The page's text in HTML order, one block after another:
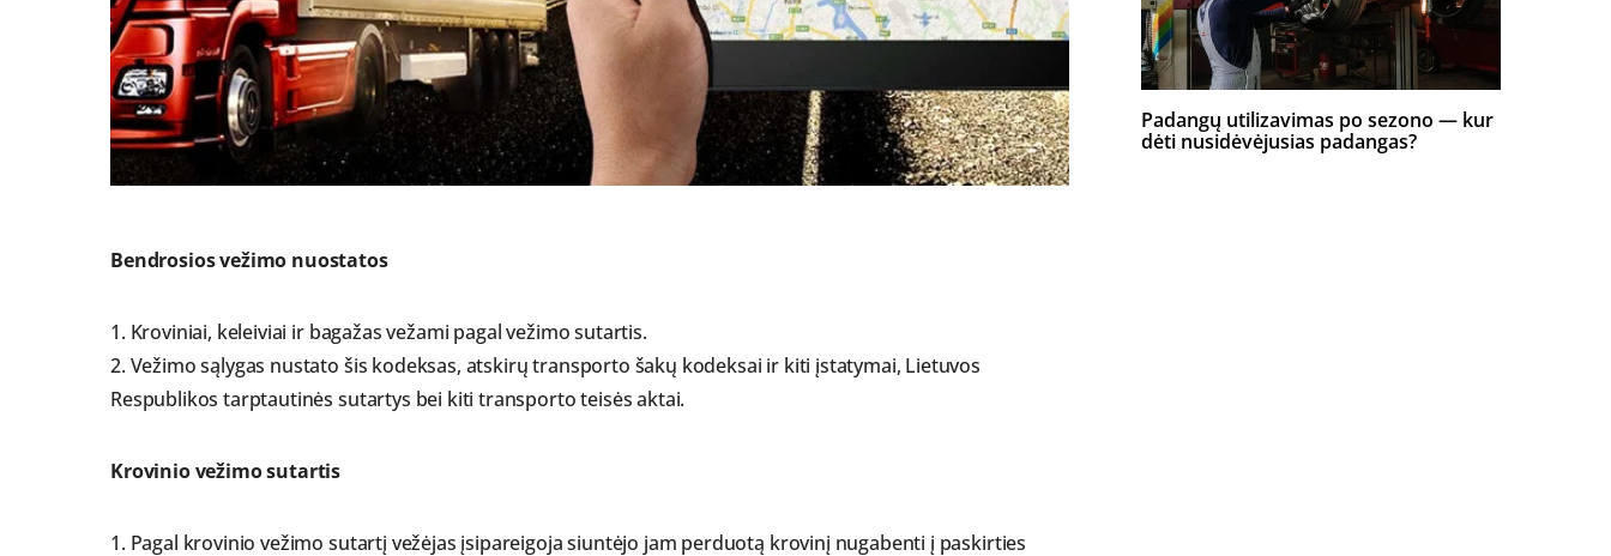
Bendrosios vežimo nuostatos
1. Kroviniai, keleiviai ir bagažas vežami pagal vežimo sutartis.
2. Vežimo sąlygas nustato šis kodeksas, atskirų transporto šakų kodeksai ir kiti įstatymai, Lietuvos
Respublikos tarptautinės sutartys bei kiti transporto teisės aktai.
Krovinio vežimo sutartis
1. Pagal krovinio vežimo sutartį vežėjas įsipareigoja siuntėjo jam perduotą krovinį nugabenti į paskirties
Padangų utilizavimas po sezono — kur
dėti nusidėvėjusias padangas?